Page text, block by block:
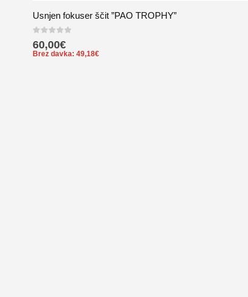
Usnjen fokuser ščit ”PAO TROPHY”
60,00€
Brez davka: 49,18€